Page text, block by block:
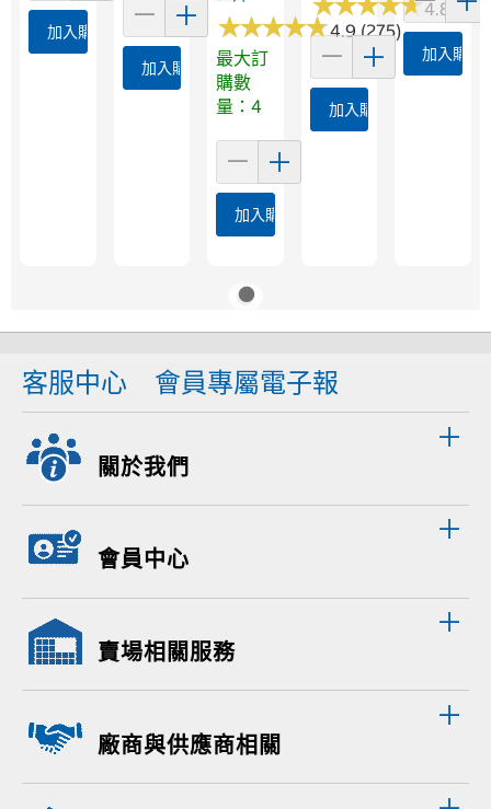
加入購物車
加入購物車
★★★★★
★★★★★4.9 (275)
最大訂
購數
量：4
加入購物車
4.8
加入購物車
加入購物
客服中心 會員專屬電子報
關於我們
會員中心
賣場相關服務
廠商與供應商相關